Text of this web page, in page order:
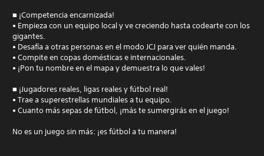
■ ¡Competencia encarnizada!
• Empieza con un equipo local y ve creciendo hasta codearte con los
gigantes.
• Desafía a otras personas en el modo JCJ para ver quién manda.
• Compite en copas domésticas e internacionales.
• ¡Pon tu nombre en el mapa y demuestra lo que vales!
■ ¡Jugadores reales, ligas reales y fútbol real!
• Trae a superestrellas mundiales a tu equipo.
• Cuanto más sepas de fútbol, ¡más te sumergirás en el juego!
No es un juego sin más: ¡es fútbol a tu manera!